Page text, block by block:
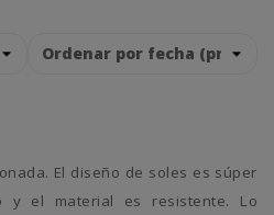
y el material es resistente. Lo